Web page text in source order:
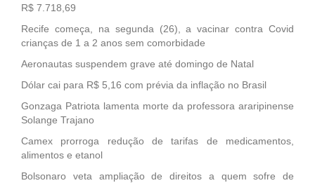
R$ 7.718,69
Recife começa, na segunda (26), a vacinar contra Covid
crianças de 1 a 2 anos sem comorbidade
Aeronautas suspendem grave até domingo de Natal
Dólar cai para R$ 5,16 com prévia da inflação no Brasil
Gonzaga Patriota lamenta morte da professora araripinense
Solange Trajano
Camex prorroga redução de tarifas de medicamentos,
alimentos e etanol
Bolsonaro veta ampliação de direitos a quem sofre de